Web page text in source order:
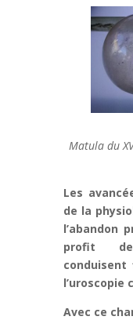
Matula du
Les
de la
l’abandon
profit de
conduisent
l’uroscopie
Avec ce